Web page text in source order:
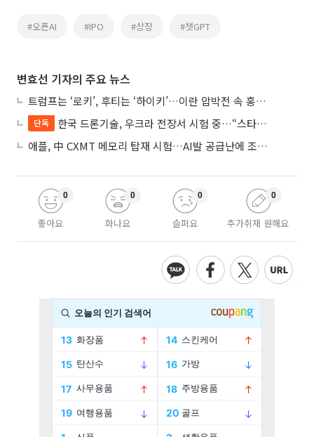
#오픈AI #IPO #상장 #챗GPT
변효선 기자의 주요 뉴스
트럼프는 ‘로키’, 후티는 ‘하이키’…이란 압박전 속 홍해·예멘 전선 격화
단독
한국 드론기술, 우크라 전장서 시험 중…“스타트업 여러 곳 참여”
애플, 中 CXMT 메모리 탑재 시험…AI발 공급난에 조달처 다변화
좋아요
0
화나요
0
슬퍼요
0
추가취재 원해요
0